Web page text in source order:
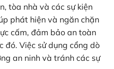
tòa nhà và các sự kiện
phát hiện và ngăn chặn
cấm, đảm bảo an toàn
đó. Việc sử dụng cổng dò
an ninh và tránh các sự